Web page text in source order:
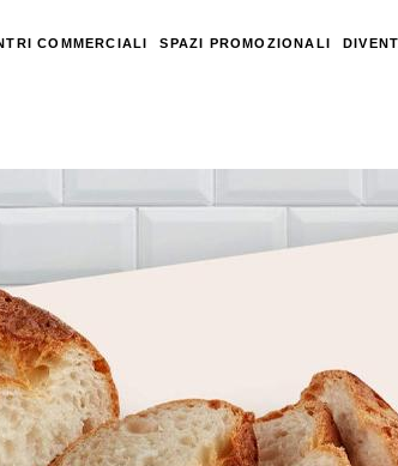
COMMERCIALI SPAZI PROMOZIONALI